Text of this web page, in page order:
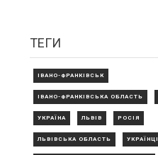
ТЕГИ
ІВАНО-ФРАНКІВСЬК
ІВАНО-ФРАНКІВСЬКА ОБЛАСТЬ
УКРАЇНА ЛЬВІВ РОСІЯ
ЛЬВІВСЬКА ОБЛАСТЬ УКРАЇНЦІ